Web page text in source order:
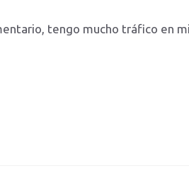
tengo mucho tráfico en